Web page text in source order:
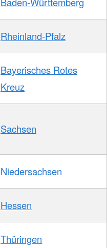
Rheinland-Pfalz
Bayerisches Rotes
Kreuz
Sachsen
Niedersachsen
Hessen
Thüringen